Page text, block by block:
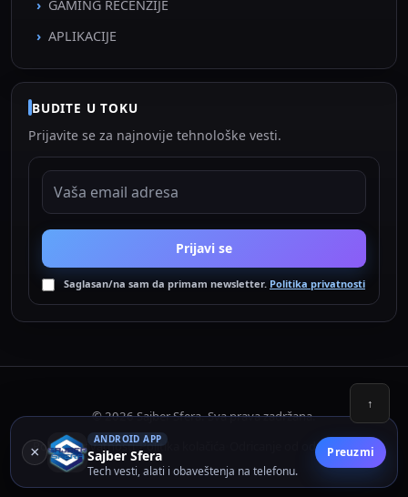
GAMING RECENZIJE
APLIKACIJE
BUDITE U TOKU
Prijavite se za najnovije tehnološke vesti.
EMAIL ADRESA
Prijavi se
Saglasan/na sam da primam newsletter. Politika privatnosti
© 2026 Sajber Sfera. Sva prava zadržana.
Politika privatnosti•Politika kolačića Odricanje od odgovornosti
×
ANDROID APP
Sajber Sfera
Tech vesti, alati i obaveštenja na telefonu.
Preuzmi
↑